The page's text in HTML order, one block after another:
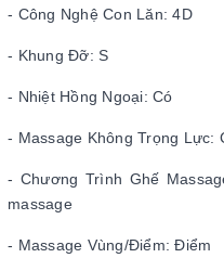
- Công Nghệ Con Lăn: 4D
- Khung Đỡ: S
- Nhiệt Hồng Ngoại: Có
- Massage Không Trọng Lực:
- Chương Trình Ghế
massage
- Massage Vùng/Điểm: Điểm